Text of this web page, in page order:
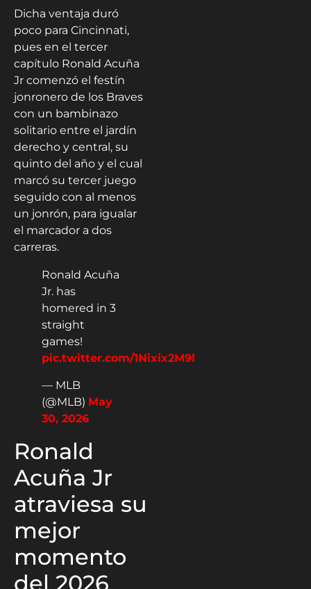
Dicha ventaja duró
poco para Cincinnati,
pues en el tercer
capítulo Ronald Acuña
Jr comenzó el festín
jonronero de los Braves
con un bambinazo
solitario entre el jardín
derecho y central, su
quinto del año y el cual
marcó su tercer juego
seguido con al menos
un jonrón, para igualar
el marcador a dos
carreras.
Ronald Acuña
Jr. has
homered in 3
straight
games!
pic.twitter.com/1Nixix2M9l
— MLB
(@MLB) May
30, 2026
Ronald
Acuña Jr
atraviesa su
mejor
momento
del 2026